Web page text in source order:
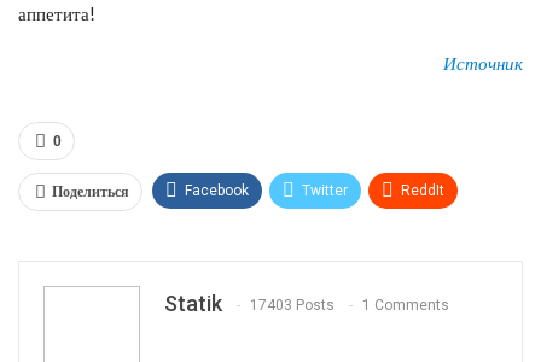
аппетита!
Источник
0
Поделиться Facebook Twitter ReddIt
Statik 17403 Posts 1 Comments